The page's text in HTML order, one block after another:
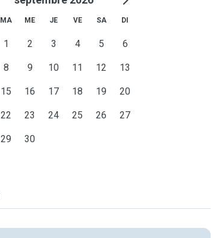
MA ME JE VE SA DI
1 2 3 4 5 6
8 9 10 11 12 13
15 16 17 18 19 20
22 23 24 25 26 27
29 30